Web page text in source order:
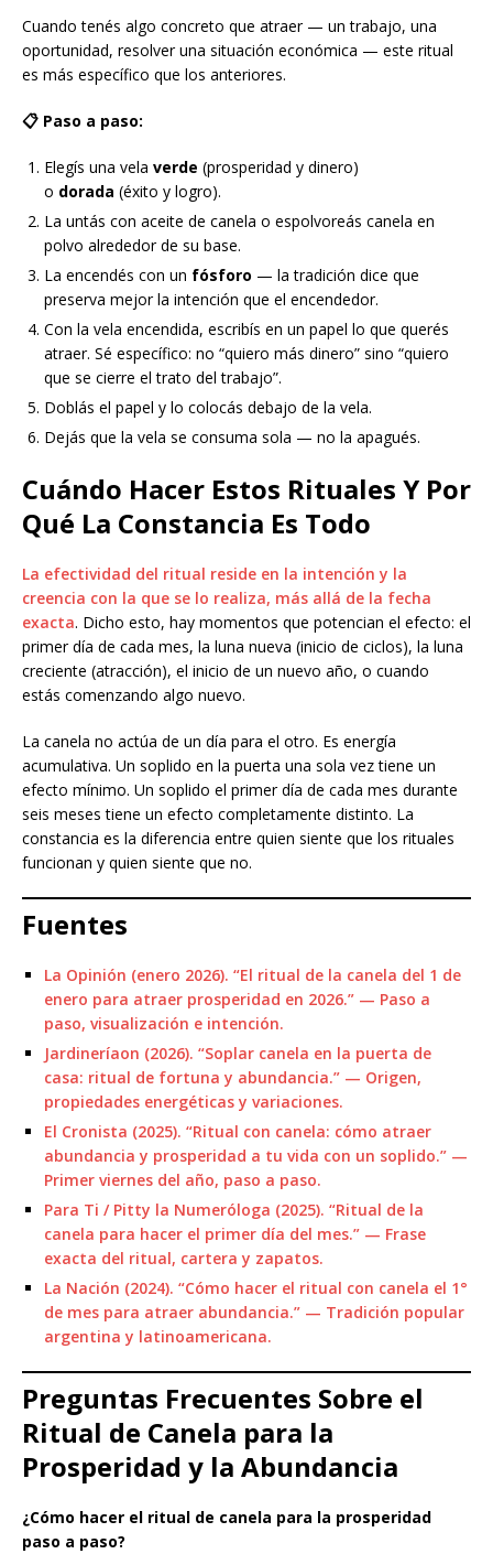
Cuando tenés algo concreto que atraer — un trabajo, una
oportunidad, resolver una situación económica — este ritual
es más específico que los anteriores.
📋 Paso a paso:
Elegís una vela verde (prosperidad y dinero)
o dorada (éxito y logro).
La untás con aceite de canela o espolvoreás canela en
polvo alrededor de su base.
La encendés con un fósforo — la tradición dice que
preserva mejor la intención que el encendedor.
Con la vela encendida, escribís en un papel lo que querés
atraer. Sé específico: no “quiero más dinero” sino “quiero
que se cierre el trato del trabajo”.
Doblás el papel y lo colocás debajo de la vela.
Dejás que la vela se consuma sola — no la apagués.
Cuándo Hacer Estos Rituales Y Por
Qué La Constancia Es Todo
La efectividad del ritual reside en la intención y la
creencia con la que se lo realiza, más allá de la fecha
exacta. Dicho esto, hay momentos que potencian el efecto: el
primer día de cada mes, la luna nueva (inicio de ciclos), la luna
creciente (atracción), el inicio de un nuevo año, o cuando
estás comenzando algo nuevo.
La canela no actúa de un día para el otro. Es energía
acumulativa. Un soplido en la puerta una sola vez tiene un
efecto mínimo. Un soplido el primer día de cada mes durante
seis meses tiene un efecto completamente distinto. La
constancia es la diferencia entre quien siente que los rituales
funcionan y quien siente que no.
Fuentes
La Opinión (enero 2026). “El ritual de la canela del 1 de
enero para atraer prosperidad en 2026.” — Paso a
paso, visualización e intención.
Jardineríaon (2026). “Soplar canela en la puerta de
casa: ritual de fortuna y abundancia.” — Origen,
propiedades energéticas y variaciones.
El Cronista (2025). “Ritual con canela: cómo atraer
abundancia y prosperidad a tu vida con un soplido.” —
Primer viernes del año, paso a paso.
Para Ti / Pitty la Numeróloga (2025). “Ritual de la
canela para hacer el primer día del mes.” — Frase
exacta del ritual, cartera y zapatos.
La Nación (2024). “Cómo hacer el ritual con canela el 1°
de mes para atraer abundancia.” — Tradición popular
argentina y latinoamericana.
Preguntas Frecuentes Sobre el
Ritual de Canela para la
Prosperidad y la Abundancia
¿Cómo hacer el ritual de canela para la prosperidad
paso a paso?